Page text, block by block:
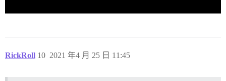
RickRoll 2021 年4 月 25 日 11:45
10